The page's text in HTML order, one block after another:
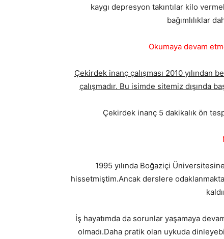
kaygı depresyon takıntılar kilo
bağımlılıklar
Okumaya devam
Çekirdek inanç çalışması 2010 yılından
çalışmadır. Bu isimde sitemiz dışında
Çekirdek inanç 5 dakikalık ön
1995 yılında Boğaziçi
hissetmiştim.Ancak derslere
İş hayatımda da sorunlar yaşamaya
olmadı.Daha pratik olan uykuda